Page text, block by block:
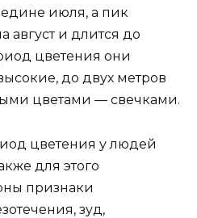
июля, а пик
август и длится до
цветения они
до двух метров
цветами — свечками.
цветения у людей
для этого
признаки
зуд,